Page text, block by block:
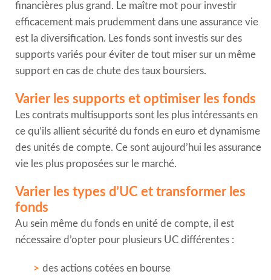
financières plus grand. Le maître mot pour investir
efficacement mais prudemment dans une assurance vie
est la diversification. Les fonds sont investis sur des
supports variés pour éviter de tout miser sur un même
support en cas de chute des taux boursiers.
Varier les supports et optimiser les fonds
Les contrats multisupports sont les plus intéressants en
ce qu’ils allient sécurité du fonds en euro et dynamisme
des unités de compte. Ce sont aujourd’hui les assurance
vie les plus proposées sur le marché.
Varier les types d’UC et transformer les
fonds
Au sein même du fonds en unité de compte, il est
nécessaire d’opter pour plusieurs UC différentes :
des actions cotées en bourse